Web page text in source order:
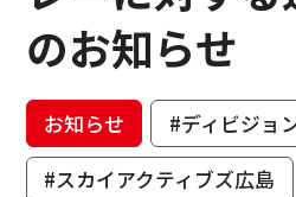
のお知らせ
お知らせ
#ディビジョ
#スカイアクティブズ広島